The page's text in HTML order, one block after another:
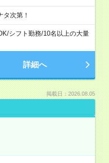
次第！
/シフト勤務/10名以上の大量
詳細へ
掲載日：2026.08.05